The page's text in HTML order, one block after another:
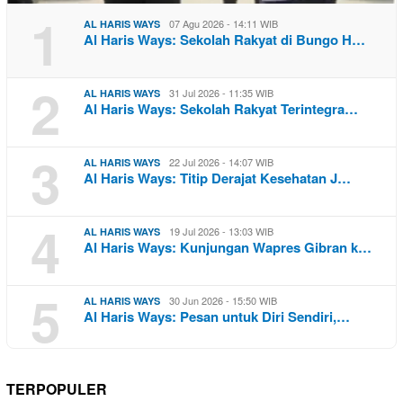
1 AL HARIS WAYS 07 Agu 2026 - 14:11 WIB
Al Haris Ways: Sekolah Rakyat di Bungo H…
2 AL HARIS WAYS 31 Jul 2026 - 11:35 WIB
Al Haris Ways: Sekolah Rakyat Terintegra…
3 AL HARIS WAYS 22 Jul 2026 - 14:07 WIB
Al Haris Ways: Titip Derajat Kesehatan J…
4 AL HARIS WAYS 19 Jul 2026 - 13:03 WIB
Al Haris Ways: Kunjungan Wapres Gibran k…
5 AL HARIS WAYS 30 Jun 2026 - 15:50 WIB
Al Haris Ways: Pesan untuk Diri Sendiri,…
TERPOPULER